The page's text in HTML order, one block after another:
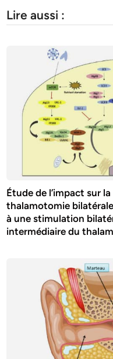
Lire aussi :
Étude de l’impact sur
thalamotomie
à une stimulation
intermédiaire du